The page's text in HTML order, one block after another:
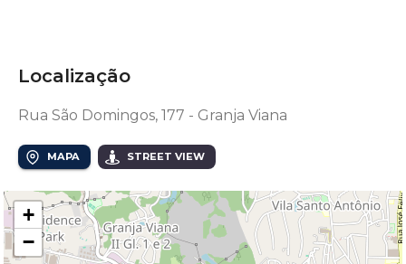
Localização
Rua São Domingos, 177 - Granja Viana
MAPA STREET VIEW
+
−